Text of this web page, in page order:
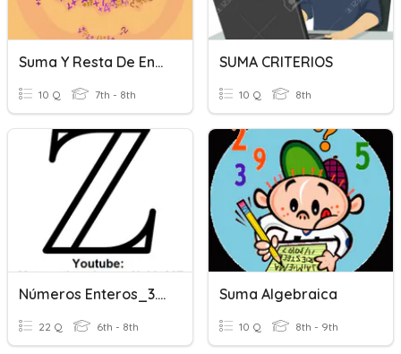
Suma Y Resta De Enteros (Z)
10 Q 7th - 8th
SUMA CRITERIOS
10 Q 8th
Números Enteros_3. Suma Y Resta De Enteros
22 Q 6th - 8th
Suma Algebraica
10 Q 8th - 9th